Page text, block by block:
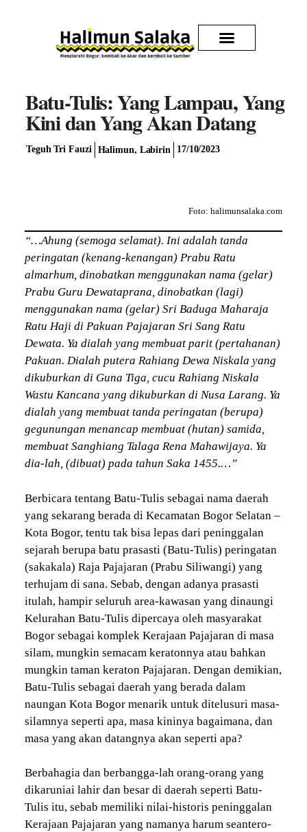
Batu-Tulis: Yang Lampau, Yang
Kini dan Yang Akan Datang
Teguh Tri Fauzi Halimun, Labirin 17/10/2023
Foto: halimunsalaka.com
“…Ahung (semoga selamat). Ini adalah tanda
peringatan (kenang-kenangan) Prabu Ratu
almarhum, dinobatkan menggunakan nama (gelar)
Prabu Guru Dewataprana, dinobatkan (lagi)
menggunakan nama (gelar) Sri Baduga Maharaja
Ratu Haji di Pakuan Pajajaran Sri Sang Ratu
Dewata. Ya dialah yang membuat parit (pertahanan)
Pakuan. Dialah putera Rahiang Dewa Niskala yang
dikuburkan di Guna Tiga, cucu Rahiang Niskala
Wastu Kancana yang dikuburkan di Nusa Larang. Ya
dialah yang membuat tanda peringatan (berupa)
gegunungan menancap membuat (hutan) samida,
membuat Sanghiang Talaga Rena Mahawijaya. Ya
dia-lah, (dibuat) pada tahun Saka 1455.…”
Berbicara tentang Batu-Tulis sebagai nama daerah
yang sekarang berada di Kecamatan Bogor Selatan –
Kota Bogor, tentu tak bisa lepas dari peninggalan
sejarah berupa batu prasasti (Batu-Tulis) peringatan
(sakakala) Raja Pajajaran (Prabu Siliwangi) yang
terhujam di sana. Sebab, dengan adanya prasasti
itulah, hampir seluruh area-kawasan yang dinaungi
Kelurahan Batu-Tulis dipercaya oleh masyarakat
Bogor sebagai komplek Kerajaan Pajajaran di masa
silam, mungkin semacam keratonnya atau bahkan
mungkin taman keraton Pajajaran. Dengan demikian,
Batu-Tulis sebagai daerah yang berada dalam
naungan Kota Bogor menarik untuk ditelusuri masa-
silamnya seperti apa, masa kininya bagaimana, dan
masa yang akan datangnya akan seperti apa?
Berbahagia dan berbangga-lah orang-orang yang
dikaruniai lahir dan besar di daerah seperti Batu-
Tulis itu, sebab memiliki nilai-historis peninggalan
Kerajaan Pajajaran yang namanya harum seantero-